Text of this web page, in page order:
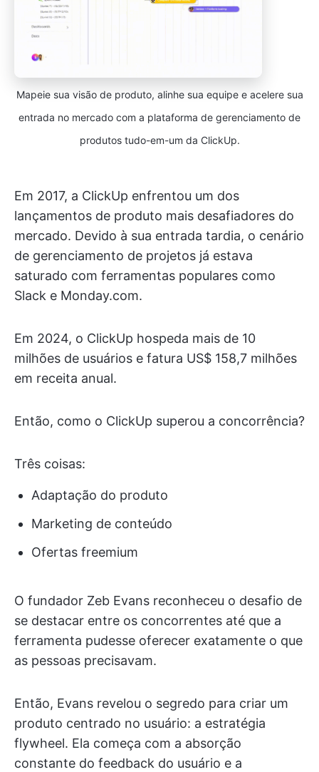
Mapeie sua visão de produto, alinhe sua equipe e acelere sua
entrada no mercado com a plataforma de gerenciamento de
produtos tudo-em-um da ClickUp.
Em 2017, a ClickUp enfrentou um dos
lançamentos de produto mais desafiadores do
mercado. Devido à sua entrada tardia, o cenário
de gerenciamento de projetos já estava
saturado com ferramentas populares como
Slack e Monday.com.
Em 2024, o ClickUp hospeda mais de 10
milhões de usuários e fatura US$ 158,7 milhões
em receita anual.
Então, como o ClickUp superou a concorrência?
Três coisas:
Adaptação do produto
Marketing de conteúdo
Ofertas freemium
O fundador Zeb Evans reconheceu o desafio de
se destacar entre os concorrentes até que a
ferramenta pudesse oferecer exatamente o que
as pessoas precisavam.
Então, Evans revelou o segredo para criar um
produto centrado no usuário: a estratégia
flywheel. Ela começa com a absorção
constante do feedback do usuário e a